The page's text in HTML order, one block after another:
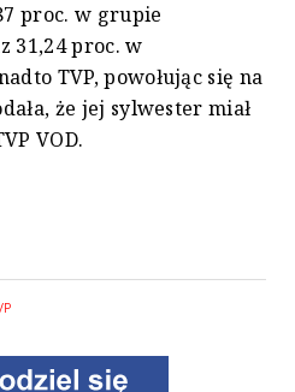
proc. w grupie
31,24 proc. w
TVP, powołując się na
że jej sylwester miał
VOD.